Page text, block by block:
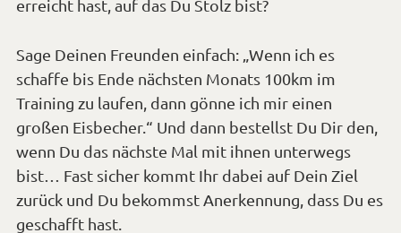
erreicht hast, auf das Du Stolz bist?
Sage Deinen Freunden einfach: „Wenn ich es
schaffe bis Ende nächsten Monats 100km im
Training zu laufen, dann gönne ich mir einen
großen Eisbecher.“ Und dann bestellst Du Dir den,
wenn Du das nächste Mal mit ihnen unterwegs
bist… Fast sicher kommt Ihr dabei auf Dein Ziel
zurück und Du bekommst Anerkennung, dass Du es
geschafft hast.